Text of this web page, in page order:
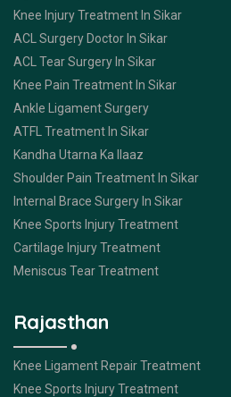
Knee Injury Treatment In Sikar
ACL Surgery Doctor In Sikar
ACL Tear Surgery In Sikar
Knee Pain Treatment In Sikar
Ankle Ligament Surgery
ATFL Treatment In Sikar
Kandha Utarna Ka Ilaaz
Shoulder Pain Treatment In Sikar
Internal Brace Surgery In Sikar
Knee Sports Injury Treatment
Cartilage Injury Treatment
Meniscus Tear Treatment
Rajasthan
Knee Ligament Repair Treatment
Knee Sports Injury Treatment